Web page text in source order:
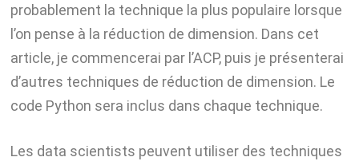
probablement la technique la plus populaire lorsque
l’on pense à la réduction de dimension. Dans cet
article, je commencerai par l’ACP, puis je présenterai
d’autres techniques de réduction de dimension. Le
code Python sera inclus dans chaque technique.
Les data scientists peuvent utiliser des techniques